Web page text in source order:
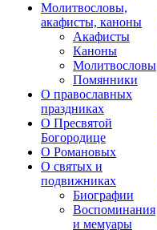
Молитвословы,
акафисты, каноны
Акафисты
Каноны
Молитвословы
Помянники
О православных
праздниках
О Пресвятой
Богородице
О Романовых
О святых и
подвижниках
Биографии
Воспоминания
и мемуары